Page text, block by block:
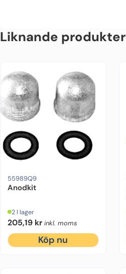
Liknande produkter
55989Q9
Anodkit
2 I lager
205,19 kr inkl. moms
Köp nu